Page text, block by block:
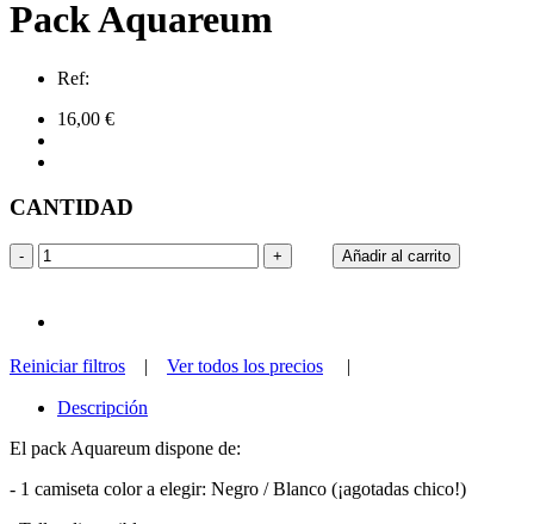
Pack Aquareum
Ref:
16,00 €
CANTIDAD
- + Añadir al carrito
Reiniciar filtros | Ver todos los precios |
Descripción
El pack Aquareum dispone de:
- 1 camiseta color a elegir: Negro / Blanco (¡agotadas chico!)